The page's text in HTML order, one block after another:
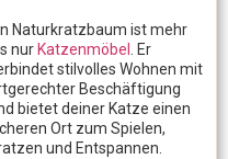
Naturkratzbaum ist mehr
nur Katzenmöbel . Er
stilvolles Wohnen mit
Beschäftigung
bietet deiner Katze einen
Ort zum Spielen,
und Entspannen.